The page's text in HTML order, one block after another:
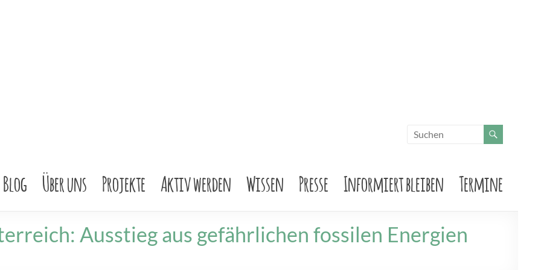
Blog Über uns Projekte Aktiv werden Wissen Presse Informiert bleiben Termine
Ausstieg aus gefährlichen fossilen Energien